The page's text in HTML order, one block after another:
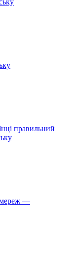
правильний
мереж —